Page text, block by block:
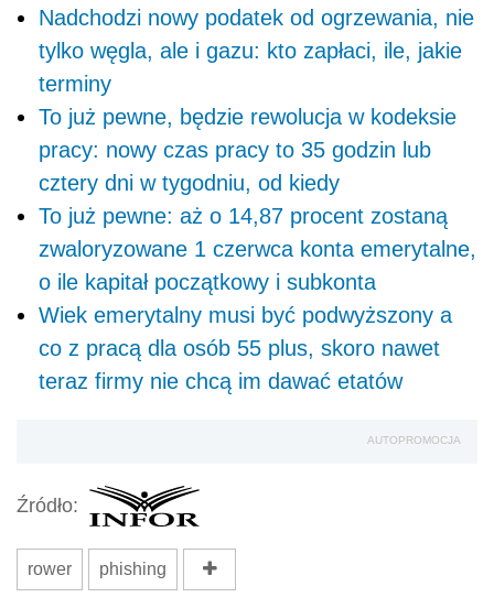
Nadchodzi nowy podatek od ogrzewania, nie
tylko węgla, ale i gazu: kto zapłaci, ile, jakie
terminy
To już pewne, będzie rewolucja w kodeksie
pracy: nowy czas pracy to 35 godzin lub
cztery dni w tygodniu, od kiedy
To już pewne: aż o 14,87 procent zostaną
zwaloryzowane 1 czerwca konta emerytalne,
o ile kapitał początkowy i subkonta
Wiek emerytalny musi być podwyższony a
co z pracą dla osób 55 plus, skoro nawet
teraz firmy nie chcą im dawać etatów
AUTOPROMOCJA
Źródło:
rower phishing